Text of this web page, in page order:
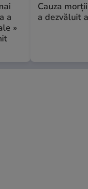
a
»
Cauza
a dezvăluit